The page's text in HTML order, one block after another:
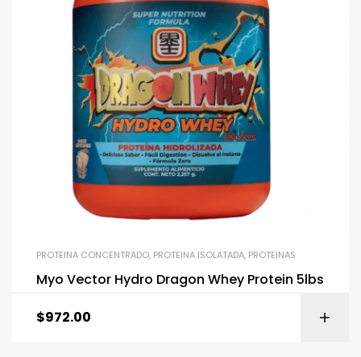
PROTEINA CONCENTRADO, PROTEINA ISOLATADA, PROTEINAS
Myo Vector Hydro Dragon Whey Protein 5lbs
$972.00